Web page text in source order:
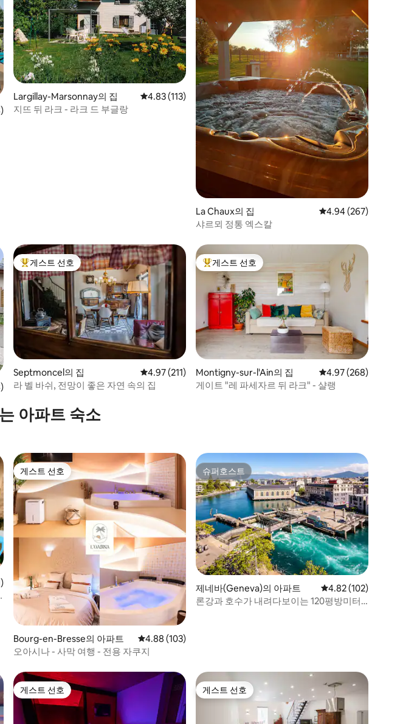
점 만점), 후기 188개
Largillay-Marsonnay의 집 평점 4.83점(5점 만점), 후기 113개
4.83 (113)
지뜨 뒤 라크 - 라크 드 부글랑
La Chaux의 집 평점 4.94점(5점 만점),
4.94 (267)
샤르뫼 정통 엑스칼
점 만점), 후기 218개
상위 게스트 선호
게스트 선호
Septmoncel의 집 평점 4.97점(5점 만점), 후기 211개
4.97 (211)
라 벨 바쉬, 전망이 좋은 자연 속의 집
상위 게스트 선호
게스트 선호
Montigny-sur-l'Ain의 집 평점 4.97점(5점 만점),
4.97 (268)
게이트 "레 파세자르 뒤 라크" - 샬랭
아파트 숙소
(5점 만점), 후기 121개
게스트 선호
게스트 선호
Bourg-en-Bresse의 아파트 평점 4.88점(5점 만점), 후기 103개
4.88 (103)
오아시나 - 사막 여행 - 전용 자쿠지
슈퍼호스트
슈퍼호스트
제네바(Geneva)의 아파트 평점 4.82점(5점 만점),
4.82 (102)
론강과 호수가 내려다보이는 120평방미터
게스트 선호
게스트 선호 게스트 선호
게스트 선호